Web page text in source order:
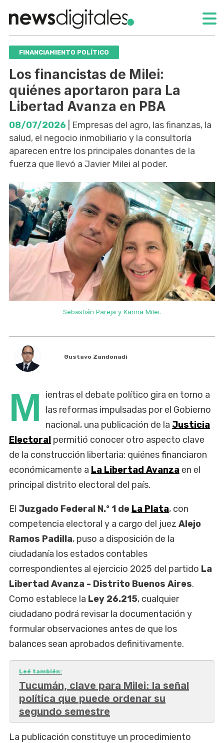
FINANCIAMIENTO POLÍTICO
Los financistas de Milei:
quiénes aportaron para La
Libertad Avanza en PBA
08/07/2026 | Empresas del agro, las finanzas, la
salud, el negocio inmobiliario y la consultoría
aparecen entre los principales donantes de la
fuerza que llevó a Javier Milei al poder.
Sebastián Pareja y Karina Milei.
Gustavo Zandonadi
M
ientras el debate político gira en torno a
las reformas impulsadas por el Gobierno
nacional, una publicación de la Justicia
Electoral permitió conocer otro aspecto clave
de la construcción libertaria: quiénes financiaron
económicamente a La Libertad Avanza en el
principal distrito electoral del país.
El Juzgado Federal N.º 1 de La Plata, con
competencia electoral y a cargo del juez Alejo
Ramos Padilla, puso a disposición de la
ciudadanía los estados contables
correspondientes al ejercicio 2025 del partido La
Libertad Avanza - Distrito Buenos Aires.
Como establece la Ley 26.215, cualquier
ciudadano podrá revisar la documentación y
formular observaciones antes de que los
balances sean aprobados definitivamente.
Leé también:
Tucumán, clave para Milei: la señal
política que puede ordenar su
segundo semestre
La publicación constituye un procedimiento